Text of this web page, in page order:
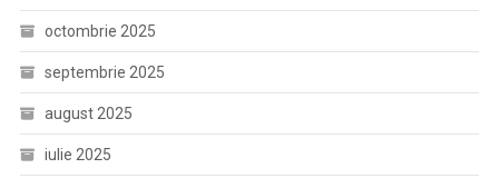
octombrie 2025
septembrie 2025
august 2025
iulie 2025